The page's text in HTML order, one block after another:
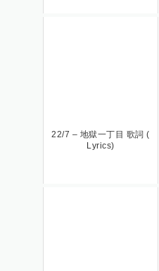
22/7 – 地獄一丁目 歌詞 (
Lyrics)